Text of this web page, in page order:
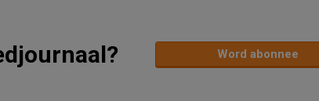
Word abonnee